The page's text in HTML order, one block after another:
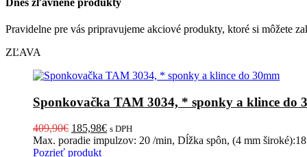
Pravidelne pre vás pripravujeme akciové produkty, ktoré si môžete
ZĽAVA
Sponkovačka TAM 3034, * sponky a klince do
409,90€ Pôvodná
cena
bola:
185,98€Aktuálna
cena
s DPH
Max. poradie impulzov: 20 /min, Dĺžka spôn, (4 mm
Pozrieť produkt